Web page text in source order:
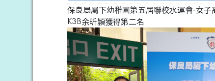
保良局屬下幼稚園第五屆聯校水運會-女子
K3B余昕頴獲得第二名